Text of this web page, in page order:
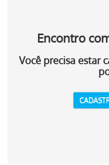
Encontro
Você precisa estar